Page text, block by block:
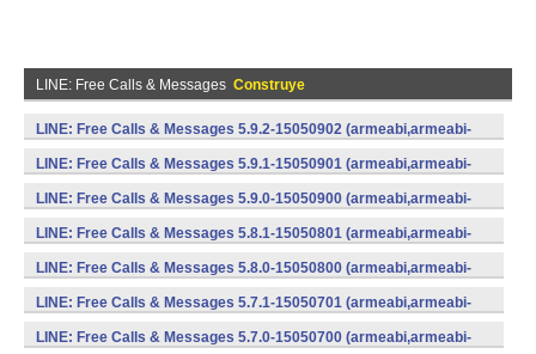
LINE: Free Calls & Messages Construye
LINE: Free Calls & Messages 5.9.2-15050902 (armeabi,armeabi-
v7a) (Android)
LINE: Free Calls & Messages 5.9.1-15050901 (armeabi,armeabi-
v7a) (Android)
LINE: Free Calls & Messages 5.9.0-15050900 (armeabi,armeabi-
v7a) (Android)
LINE: Free Calls & Messages 5.8.1-15050801 (armeabi,armeabi-
v7a) (Android)
LINE: Free Calls & Messages 5.8.0-15050800 (armeabi,armeabi-
v7a) (Android)
LINE: Free Calls & Messages 5.7.1-15050701 (armeabi,armeabi-
v7a) (Android)
LINE: Free Calls & Messages 5.7.0-15050700 (armeabi,armeabi-